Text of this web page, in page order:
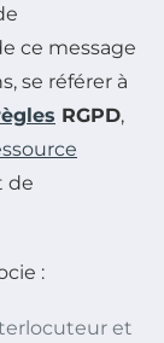
ce message
se référer à
RGPD,
de
:
et